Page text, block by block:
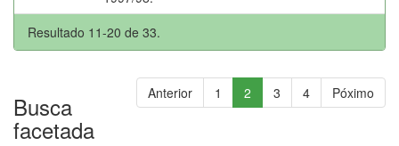
Resultado 11-20 de 33.
Anterior 1 2 3 4 Póximo
Busca
facetada